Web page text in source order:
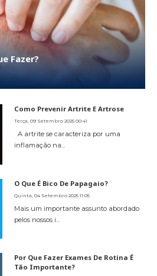
Fazer?
Como Prevenir Artrite E Artrose
Terça, 09 Setembro 2025 00:41
A artrite se caracteriza por uma
inflamação na...
O Que É Bico De Papagaio?
Quinta, 04 Setembro 2025 11:05
Mais um importante assunto abordado
pelos nossos i...
Por Que Fazer Exames De Rotina É
Tão Importante?